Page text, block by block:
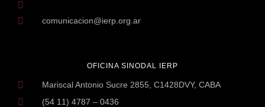
OFICINA SINODAL IERP
Mariscal Antonio Sucre 2855, C1428DVY, CABA
(54 11) 4787 – 0436
comunicacion@ierp.org.ar